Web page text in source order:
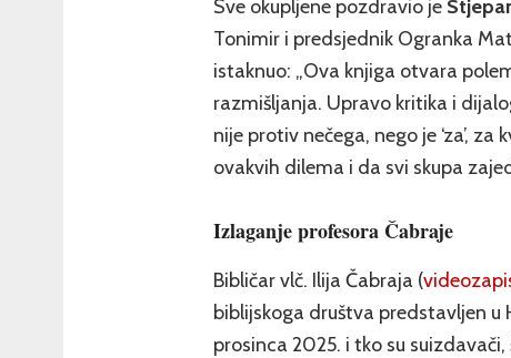
Sve okupljene pozdravio je
Tonimir i predsjednik Ogranka
istaknuo: „Ova knjiga otvara
razmišljanja. Upravo kritika i
nije protiv nečega, nego je ‘za’,
ovakvih dilema i da svi skupa
Izlaganje profesora Čabraje
Bibličar vlč. Ilija Čabraja (
biblijskoga društva predstavljen u
prosinca 2025. i tko su